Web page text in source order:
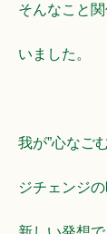
そんなこと
いました。
我が”心なご
ジチェンジ